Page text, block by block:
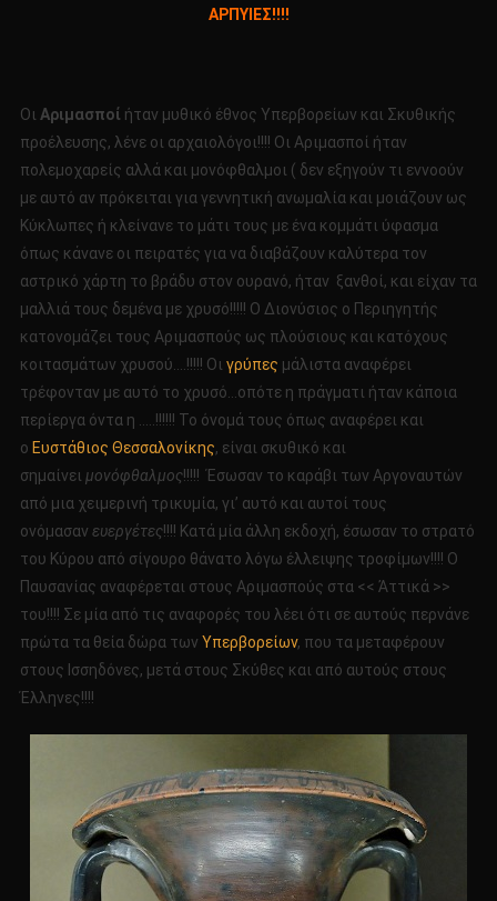
ΓΡΥΠΕΣ…
ΚΑΙ
ΑΡΠΥΙΕΣ!!!!
ΑΡΠΥΙΕΣ!!!!
Οι Αριμασποί ήταν μυθικό έθνος Υπερβορείων και Σκυθικής
προέλευσης, λένε οι αρχαιολόγοι!!!! Οι Αριμασποί ήταν
πολεμοχαρείς αλλά και μονόφθαλμοι ( δεν εξηγούν τι εννοούν
με αυτό αν πρόκειται για γεννητική ανωμαλία και μοιάζουν ως
Κύκλωπες ή κλείνανε το μάτι τους με ένα κομμάτι ύφασμα
όπως κάνανε οι πειρατές για να διαβάζουν καλύτερα τον
αστρικό χάρτη το βράδυ στον ουρανό, ήταν ξανθοί, και είχαν τα
μαλλιά τους δεμένα με χρυσό!!!!! Ο Διονύσιος ο Περιηγητής
κατονομάζει τους Αριμασπούς ως πλούσιους και κατόχους
κοιτασμάτων χρυσού….!!!!! Οι γρύπες μάλιστα αναφέρει
τρέφονταν με αυτό το χρυσό…οπότε η πράγματι ήταν κάποια
περίεργα όντα η …..!!!!!! Το όνομά τους όπως αναφέρει και
ο Ευστάθιος Θεσσαλονίκης, είναι σκυθικό και
σημαίνει μονόφθαλμος!!!!! Έσωσαν το καράβι των Αργοναυτών
από μια χειμερινή τρικυμία, γι’ αυτό και αυτοί τους
ονόμασαν ευεργέτες!!!! Κατά μία άλλη εκδοχή, έσωσαν το στρατό
του Κύρου από σίγουρο θάνατο λόγω έλλειψης τροφίμων!!!! Ο
Παυσανίας αναφέρεται στους Αριμασπούς στα << Ἀττικά >>
του!!!! Σε μία από τις αναφορές του λέει ότι σε αυτούς περνάνε
πρώτα τα θεία δώρα των Υπερβορείων, που τα μεταφέρουν
στους Ισσηδόνες, μετά στους Σκύθες και από αυτούς στους
Έλληνες!!!!